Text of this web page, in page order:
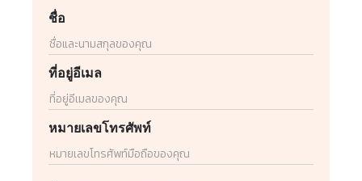
ชื่อ
ที่อยู่อีเมล
หมายเลขโทรศัพท์